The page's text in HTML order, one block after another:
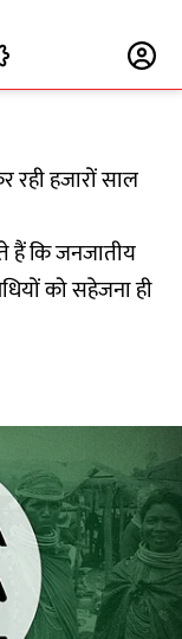
हजारों साल
हैं कि जनजातीय
को सहेजना ही